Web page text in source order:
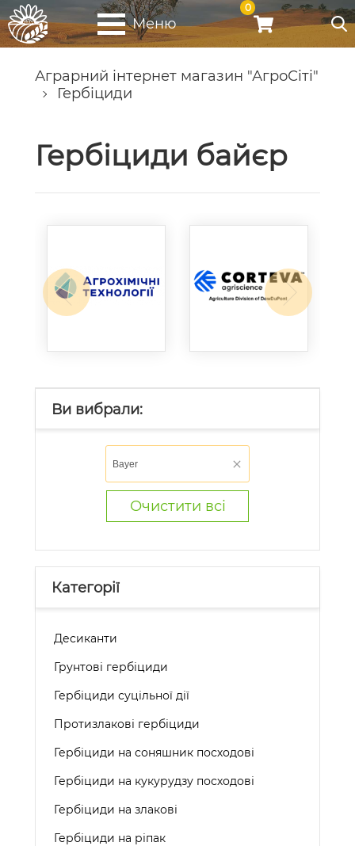
Меню
0
Аграрний інтернет магазин "АгроСіті"
Гербіциди
Гербіциди байєр
Ви вибрали:
Bayer
Очистити всі
Категорії
Десиканти
Грунтові гербіциди
Гербіциди суцільної дії
Протизлакові гербіциди
Гербіциди на соняшник посходові
Гербіциди на кукурудзу посходові
Гербіциди на злакові
Гербіциди на ріпак